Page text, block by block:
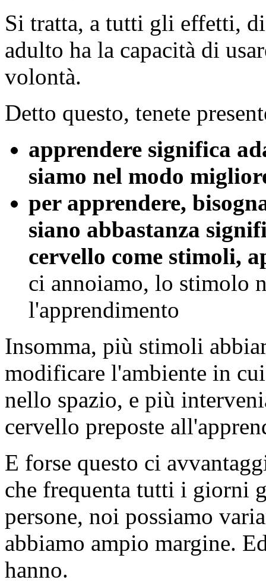
Si tratta, a tutti gli effetti,
adulto ha la capacità di
volontà.
Detto questo, tenete
apprendere significa
siamo nel modo
per apprendere,
siano abbastanza
cervello come stimoli,
ci annoiamo, lo stimolo
l'apprendimento
Insomma, più stimoli
modificare l'ambiente in
nello spazio, e più
cervello preposte
E forse questo ci
che frequenta tutti i giorni
persone, noi possiamo
abbiamo ampio margine.
hanno.